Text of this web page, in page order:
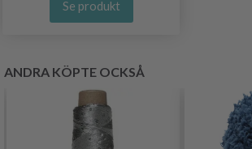
Se produkt
ANDRA KÖPTE OCKSÅ